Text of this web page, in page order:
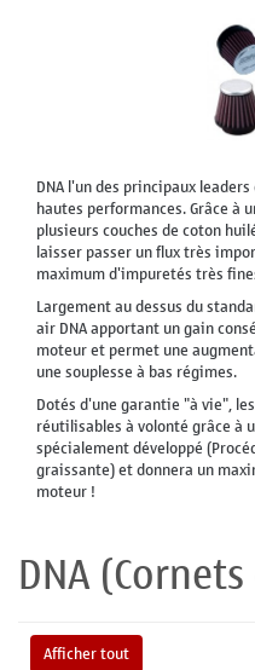
DNA l'un des principaux
hautes performances. Grâce
plusieurs couches de coton
laisser passer un flux très
maximum d'impuretés très
Largement au dessus du
air DNA apportant un gain
moteur et permet une
une souplesse à bas régimes.
Dotés d'une garantie "à vie",
réutilisables à volonté grâce à
spécialement développé
graissante) et donnera un
moteur !
DNA
Afficher tout